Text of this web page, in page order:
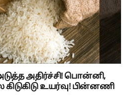
அதிர்ச்சி! பொன்னி,
கிடுகிடு உயர்வு! பின்னணி